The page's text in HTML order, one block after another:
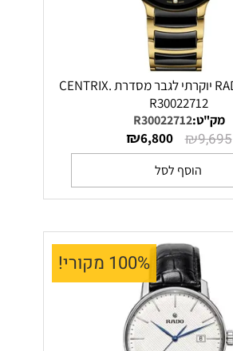
שעון ראדו RADO יוקרתי לגבר מסדרת CENTRIX.
R30022712
מק"ט:R30022712
₪9,695
₪6,800
הוסף לסל
100% מקורי!